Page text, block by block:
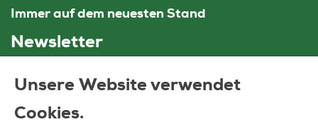
Unsere Website verwendet
Cookies.
Immer auf dem neuesten Stand
Newsletter
Ihre E-Mail Adresse
Ja, ich möchte in regelmäßigen Abständen über Kerner informiert werden. Den
Datenschutzhinweis habe ich zur Kenntnis genommen.